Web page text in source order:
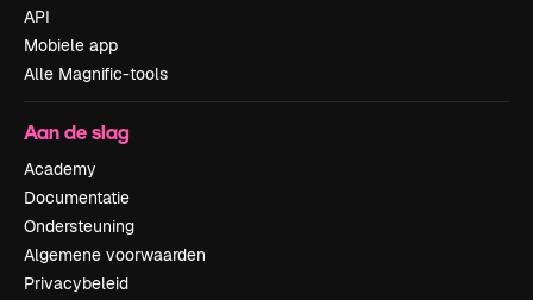
API
Mobiele app
Alle Magnific-tools
Aan de slag
Academy
Documentatie
Ondersteuning
Algemene voorwaarden
Privacybeleid